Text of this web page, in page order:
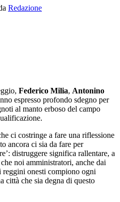
Redazione
Federico Milia, Antonino
espresso profondo sdegno per
al manto erboso del campo
ci costringe a fare una riflessione
ancora ci sia da fare per
distruggere significa rallentare, a
noi amministratori, anche dai
reggini onesti compiono ogni
città che sia degna di questo